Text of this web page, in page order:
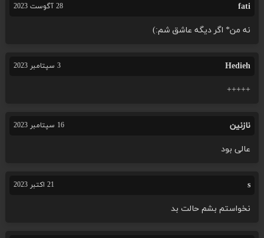
fati 28 آگوست 2023
نه من* اگر دیگه عاشق شم:)
Hedieh 3 سپتامبر 2023
+++++
نازنین 16 سپتامبر 2023
عالی بود
s 21 اکتبر 2023
نخواستم بشم حالت بد